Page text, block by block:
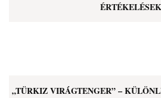
ÉRTÉKELÉSEK
„TÜRKIZ VIRÁGTENGER” –